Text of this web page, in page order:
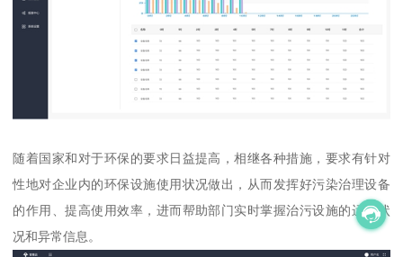
随着国家和对于环保的要求日益提高，相继各种措施，要求有针对
性地对企业内的环保设施使用状况做出，从而发挥好污染治理设备
的作用、提高使用效率，进而帮助部门实时掌握治污设施的运行状
况和异常信息。